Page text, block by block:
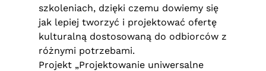
szkoleniach, dzięki czemu dowiemy się
jak lepiej tworzyć i projektować ofertę
kulturalną dostosowaną do odbiorców z
różnymi potrzebami.
Projekt „Projektowanie uniwersalne